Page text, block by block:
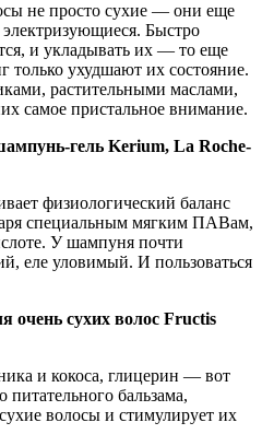
не просто сухие — они еще
Быстро
и укладывать их — то еще
только ухудшают их состояние.
растительными маслами,
самое пристальное внимание.
гель Kerium, La Roche-
физиологический баланс
специальным мягким ПАВам,
У шампуня почти
еле уловимый. И пользоваться
очень сухих волос Fructis
и кокоса, глицерин — вот
питательного бальзама,
волосы и стимулирует их